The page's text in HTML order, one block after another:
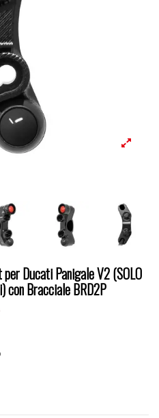
Ducati Panigale V2 (SOLO
con Bracciale BRD2P